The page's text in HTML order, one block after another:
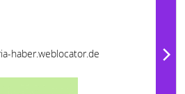
haber.weblocator.de